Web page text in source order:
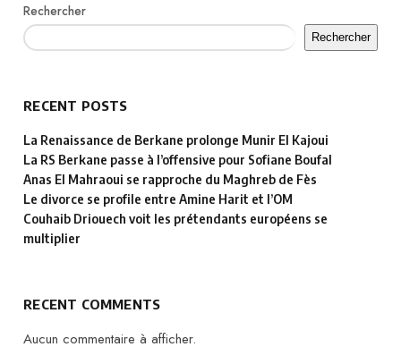
Rechercher
Rechercher
RECENT POSTS
La Renaissance de Berkane prolonge Munir El Kajoui
La RS Berkane passe à l’offensive pour Sofiane Boufal
Anas El Mahraoui se rapproche du Maghreb de Fès
Le divorce se profile entre Amine Harit et l’OM
Couhaib Driouech voit les prétendants européens se
multiplier
RECENT COMMENTS
Aucun commentaire à afficher.